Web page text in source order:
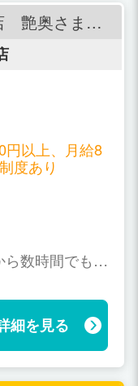
様に、再度指
と呼びます。
当店をご利用
「リピート
あればOKで
性には正当に
きます。 お仕
、人気順にな
率良くお仕事
でありながら
能です。
艶奥さまと
円以上、月給8
度あり
ら数時間でもO
細を見る